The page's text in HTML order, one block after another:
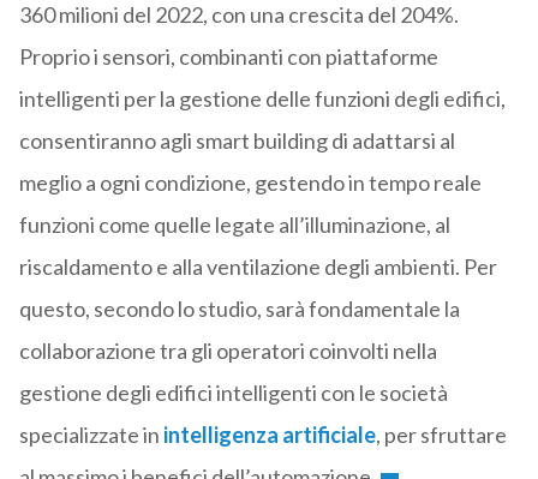
360 milioni del 2022, con una crescita del 204%.
Proprio i sensori, combinanti con piattaforme
intelligenti per la gestione delle funzioni degli edifici,
consentiranno agli smart building di adattarsi al
meglio a ogni condizione, gestendo in tempo reale
funzioni come quelle legate all’illuminazione, al
riscaldamento e alla ventilazione degli ambienti. Per
questo, secondo lo studio, sarà fondamentale la
collaborazione tra gli operatori coinvolti nella
gestione degli edifici intelligenti con le società
specializzate in intelligenza artificiale, per sfruttare